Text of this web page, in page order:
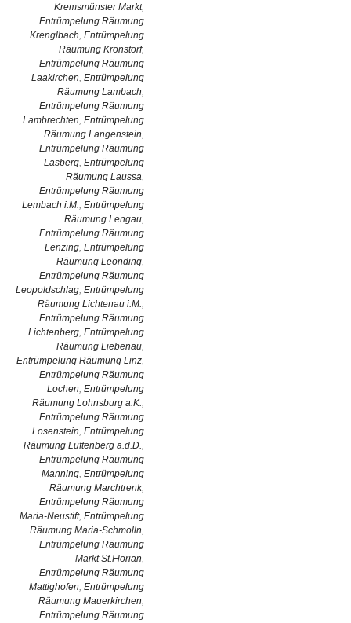
Kremsmünster Markt,
Entrümpelung Räumung
Krenglbach, Entrümpelung
Räumung Kronstorf,
Entrümpelung Räumung
Laakirchen, Entrümpelung
Räumung Lambach,
Entrümpelung Räumung
Lambrechten, Entrümpelung
Räumung Langenstein,
Entrümpelung Räumung
Lasberg, Entrümpelung
Räumung Laussa,
Entrümpelung Räumung
Lembach i.M., Entrümpelung
Räumung Lengau,
Entrümpelung Räumung
Lenzing, Entrümpelung
Räumung Leonding,
Entrümpelung Räumung
Leopoldschlag, Entrümpelung
Räumung Lichtenau i.M.,
Entrümpelung Räumung
Lichtenberg, Entrümpelung
Räumung Liebenau,
Entrümpelung Räumung Linz,
Entrümpelung Räumung
Lochen, Entrümpelung
Räumung Lohnsburg a.K.,
Entrümpelung Räumung
Losenstein, Entrümpelung
Räumung Luftenberg a.d.D.,
Entrümpelung Räumung
Manning, Entrümpelung
Räumung Marchtrenk,
Entrümpelung Räumung
Maria-Neustift, Entrümpelung
Räumung Maria-Schmolln,
Entrümpelung Räumung
Markt St.Florian,
Entrümpelung Räumung
Mattighofen, Entrümpelung
Räumung Mauerkirchen,
Entrümpelung Räumung